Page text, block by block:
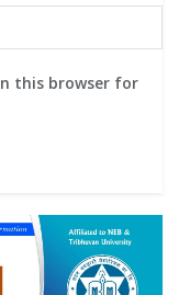
this browser for